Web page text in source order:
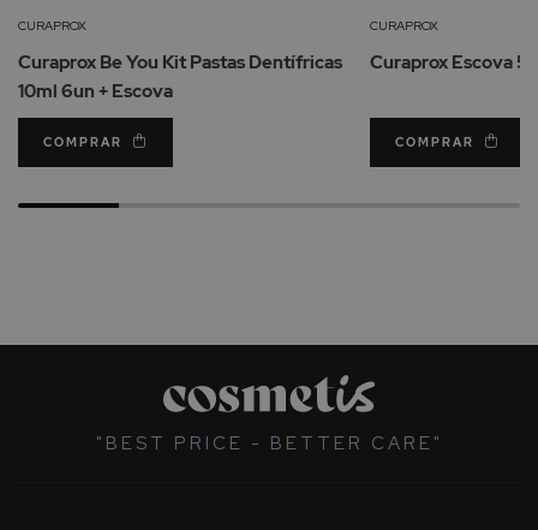
Lista
Desejos
CURAPROX
Curaprox Be You Kit Pastas Dentífricas
10ml 6un + Escova
COMPRAR
CURAPROX
Curaprox Escova
COMPRAR
"BEST PRICE - BETTER CARE"